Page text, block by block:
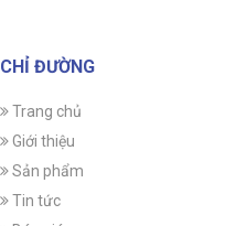
CHỈ ĐƯỜNG
Trang chủ
Giới thiệu
Sản phẩm
Tin tức